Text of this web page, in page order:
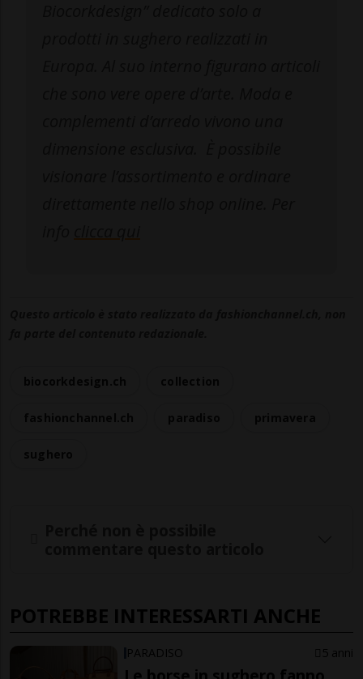
POTREBBE INTERESSARTI ANCHE
PARADISO 5 anni